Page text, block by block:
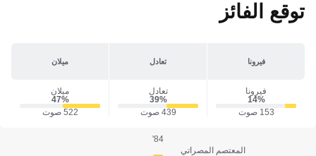
توقع الفائز
فيرونا تعادل ميلان
فيرونا
14‎%‎
153 صوت
تعادل
39‎%‎
439 صوت
ميلان
47‎%‎
522 صوت
المعتصم المصراتي
84'